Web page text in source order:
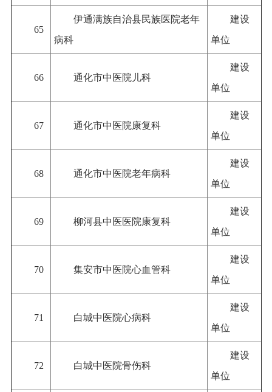
65
伊通满族自治县民族医院老年
病科
建设
单位
66 通化市中医院儿科
建设
单位
67 通化市中医院康复科
建设
单位
68 通化市中医院老年病科
建设
单位
69 柳河县中医医院康复科
建设
单位
70 集安市中医院心血管科
建设
单位
71 白城中医院心病科
建设
单位
72 白城中医院骨伤科
建设
单位